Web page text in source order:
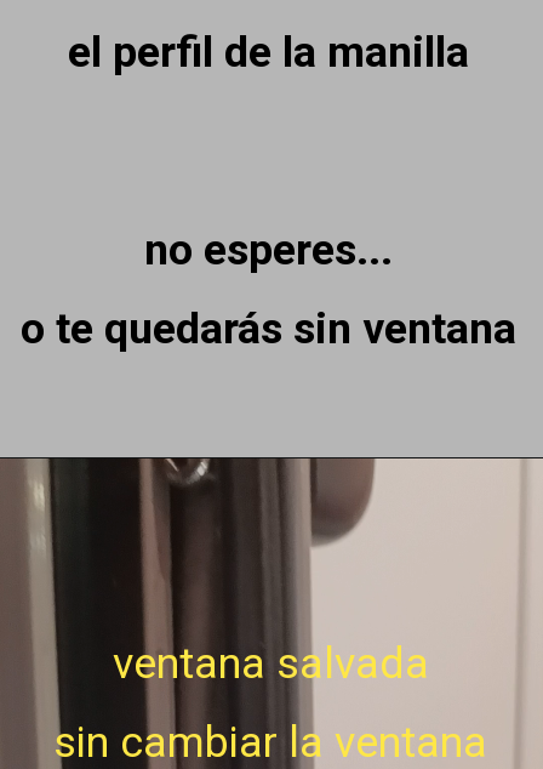
el perfil de la manilla
no esperes...
o te quedarás sin ventana
sin cambiar la ventana
ventana salvada